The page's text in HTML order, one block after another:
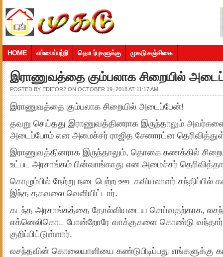
HOME எம்மைப்பற்றி தொடர்புகளுக்கு முகடு சஞ்சிகை
இராணுவத்தை கும்பலாக சிறையில்
POSTED BY EDITOR2 ON OCTOBER 19, 2018 AT 11:17 AM
இராணுவத்தை கும்பலாக சிறையில் அடைப்பேன்!
தவறு செய்தது இராணுவத்தினராக இருந்தாலும்
அடைப்போம் என அமைச்சர் ராஜித சேனாரட்ன
இராணுவத்தினராக இருந்தாலும், தொகை கணக்கில்
உட்பட அரசாங்கம் பின்வாங்காது என அமைச்சர்
கொழும்பில் நேற்று நடைபெற்ற ஊடகவியலாளர்
இந்த தகவலை வெளியிட்டார்.
கடந்த அரசாங்கத்தை தோல்வியடைய செய்வதற்காக,
எக்னெலிகொட போன்றோரே வாக்குகளை கொண்டு
குறிப்பிட்டுள்ளார்.
லசந்தவின் கொலையாளியை கண்டுபிடிப்பது எங்களுக்கு